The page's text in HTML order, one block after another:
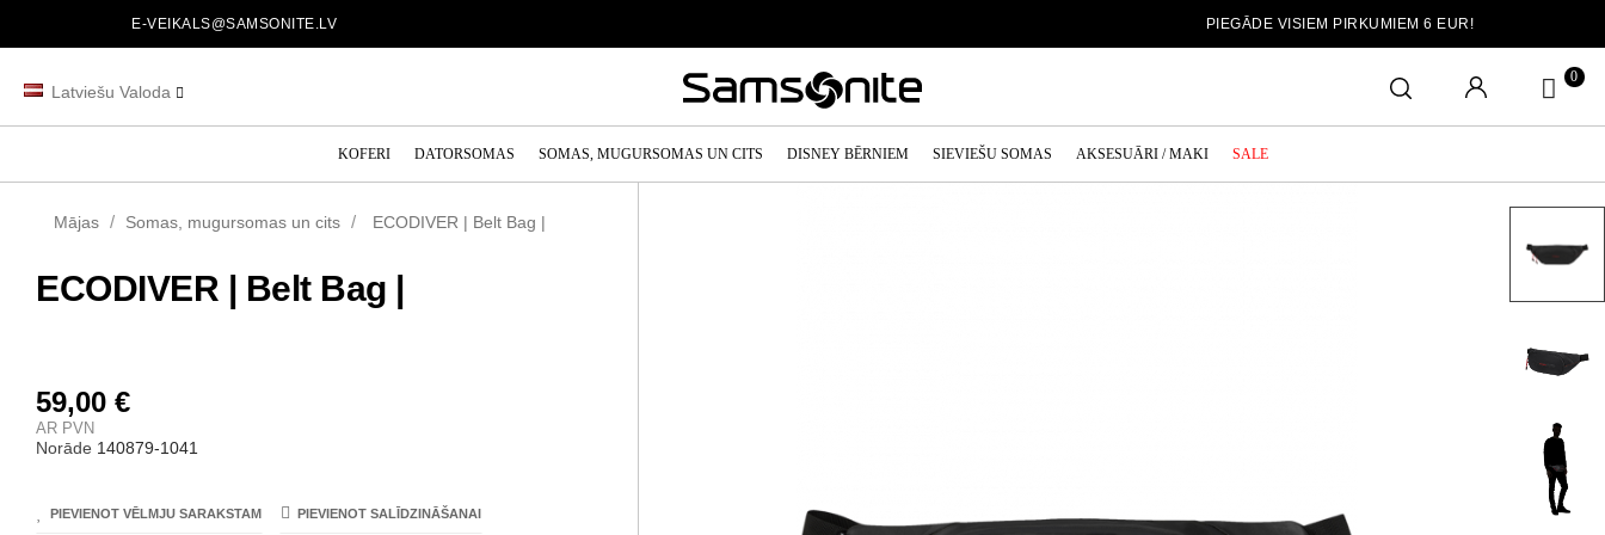
E-VEIKALS@SAMSONITE.LV PIEGĀDE VISIEM PIRKUMIEM 6 EUR!
Latviešu Valoda
0
KOFERI DATORSOMAS SOMAS, MUGURSOMAS UN CITS DISNEY BĒRNIEM SIEVIEŠU SOMAS AKSESUĀRI / MAKI SALE
Mājas Somas, mugursomas un cits ECODIVER | Belt Bag |
ECODIVER | Belt Bag |
59,00 €
AR PVN
Norāde 140879-1041
PIEVIENOT VĒLMJU SARAKSTAM PIEVIENOT SALĪDZINĀŠANAI